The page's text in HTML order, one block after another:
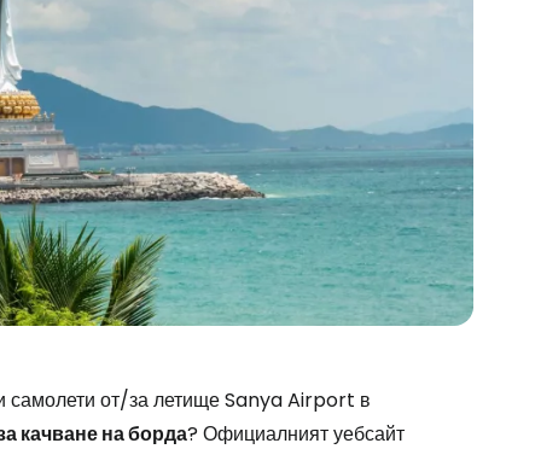
самолети от/за летище Sanya Airport в
качване на борда? Официалният уебсайт